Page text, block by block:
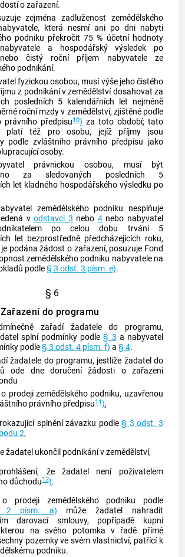
o zařazení.
zejména zadluženost zemědělského
která nesmí ani po dni nabytí
podniku překročit 75 % účetní hodnoty
a hospodářský výsledek po
čistý roční příjem nabyvatele ze
podnikání.
fyzickou osobou, musí výše jeho čistého
z podnikání v zemědělství dosahovat za
posledních 5 kalendářních let nejméně
roční mzdy v zemědělství, zjištěné podle
právního předpisu10) za toto období; tato
platí též pro osobu, jejíž příjmy jsou
podle zvláštního právního předpisu jako
osoby.
právnickou osobou, musí být
za sledovaných posledních 5
let kladného hospodářského výsledku po
zemědělského podniku nesplňuje
vodstavci 3 nebo 4nebo nabyvatel
po celou dobu trvání 5
let bezprostředně předcházejících roku,
podána žádost o zařazení, posuzuje Fond
zemědělského podniku nabyvatele na
podle§ 3 odst. 3 písm. e).
§ 6
Zařazení do programu
zařadí žadatele do programu,
splní podmínky podle§ 3 a nabyvatel
podle§ 3 odst. 4 písm. f) a § 4.
žadatele do programu, jestliže žadatel do
ode dne doručení žádosti o zařazení
prodeji zemědělského podniku, uzavřenou
právního předpisu11),
splnění závazku podle§ 3 odst. 3
2,
žadatel ukončil podnikání v zemědělství,
že žadatel není poživatelem
důchodu12).
o prodeji zemědělského podniku podle
2 písm. a) může žadatel nahradit
darovací smlouvy, popřípadě kupní
kterou na svého potomka v řadě přímé
pozemky ve svém vlastnictví, patřící k
podniku.